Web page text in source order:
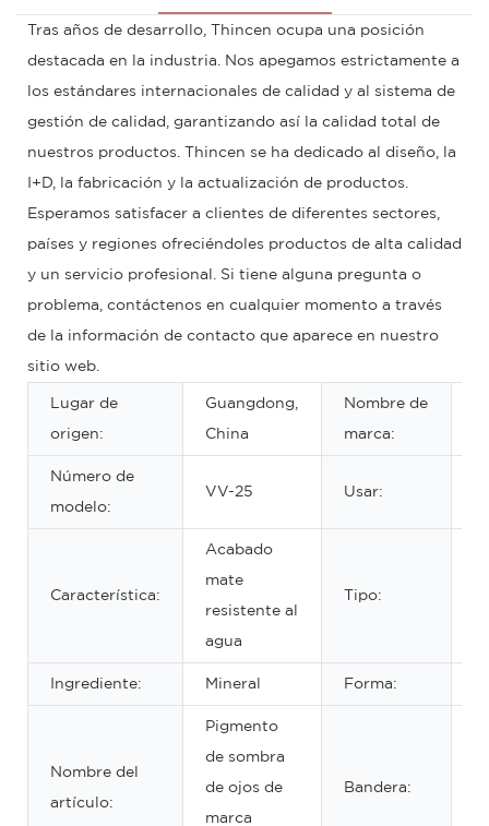
Tras años de desarrollo, Thincen ocupa una posición
destacada en la industria. Nos apegamos estrictamente a
los estándares internacionales de calidad y al sistema de
gestión de calidad, garantizando así la calidad total de
nuestros productos. Thincen se ha dedicado al diseño, la
I+D, la fabricación y la actualización de productos.
Esperamos satisfacer a clientes de diferentes sectores,
países y regiones ofreciéndoles productos de alta calidad
y un servicio profesional. Si tiene alguna pregunta o
problema, contáctenos en cualquier momento a través
de la información de contacto que aparece en nuestro
sitio web.
Lugar de
origen:
Guangdong,
China
Nombre de
marca:
Número de
modelo:
VV-25 Usar:
Característica:
Acabado
mate
resistente al
agua
Tipo:
Ingrediente: Mineral Forma:
Nombre del
artículo:
Pigmento
de sombra
de ojos de
marca
Bandera: